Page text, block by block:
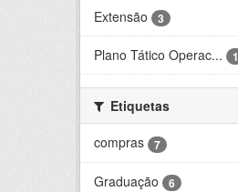
Extensão 3
Plano Tático Operac... 1
Etiquetas
compras
7
Graduação 6